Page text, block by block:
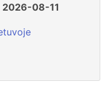
2026-08-11